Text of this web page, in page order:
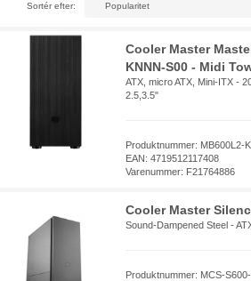
Sortér efter:
Cooler Master
KNNN-S00 - Midi
ATX, micro ATX, Mini-ITX -
2.5,3.5"
Produktnummer: MB600L2-
EAN: 4719512117408
Varenummer: F21764886
Cooler Master
Sound-Dampened Steel -
Produktnummer: MCS-